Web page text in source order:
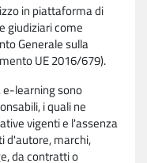
in piattaforma di
giudiziari come
Generale sulla
UE 2016/679).
learning sono
i quali ne
vigenti e l'assenza
d'autore, marchi,
da contratti o